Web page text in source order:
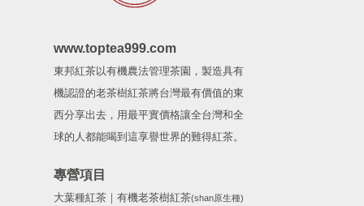
www.toptea999.com
東邦紅茶以有機農法管理茶園，製造具有
機認證的老茶樹紅茶將台灣最有價值的東
西分享出去，用最平實價格讓全台灣和全
球的人都能喝到這享譽世界的難得紅茶。
專營項目
大葉種紅茶｜有機老茶樹紅茶(shan原生種)